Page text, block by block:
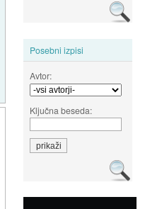
Posebni izpisi
Avtor:
Ključna beseda: